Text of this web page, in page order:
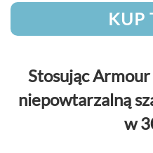
KUP
Stosując
niepowtarzalną
w